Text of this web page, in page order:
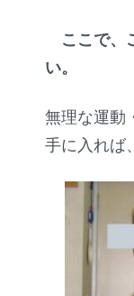
ここで、
い。
無理な運動
手に入れば